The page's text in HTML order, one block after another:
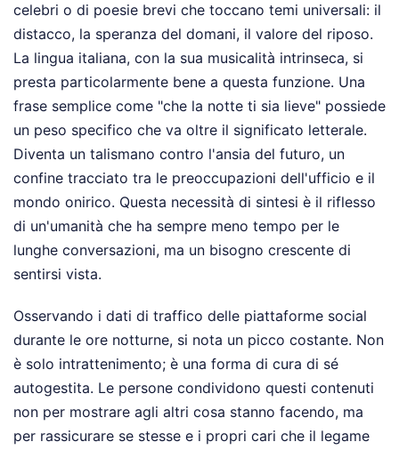
celebri o di poesie brevi che toccano temi universali: il
distacco, la speranza del domani, il valore del riposo.
La lingua italiana, con la sua musicalità intrinseca, si
presta particolarmente bene a questa funzione. Una
frase semplice come "che la notte ti sia lieve" possiede
un peso specifico che va oltre il significato letterale.
Diventa un talismano contro l'ansia del futuro, un
confine tracciato tra le preoccupazioni dell'ufficio e il
mondo onirico. Questa necessità di sintesi è il riflesso
di un'umanità che ha sempre meno tempo per le
lunghe conversazioni, ma un bisogno crescente di
sentirsi vista.
Osservando i dati di traffico delle piattaforme social
durante le ore notturne, si nota un picco costante. Non
è solo intrattenimento; è una forma di cura di sé
autogestita. Le persone condividono questi contenuti
non per mostrare agli altri cosa stanno facendo, ma
per rassicurare se stesse e i propri cari che il legame